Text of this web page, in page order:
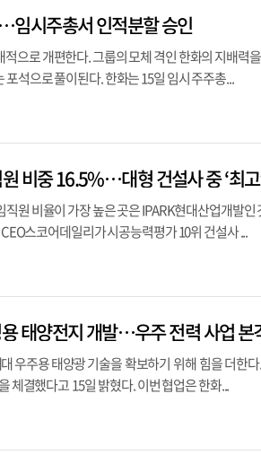
시주총서 인적분할 승인
으로 개편한다. 그룹의 모체 격인 한화의 지배력
석으로 풀이된다. 한화는 15일 임시 주주총...
비중 16.5%…대형 건설사 중 ‘최고
원 비율이 가장 높은 곳은 IPARK현대산업개발인
스코어데일리가 시공능력평가 10위 건설사 ...
태양전지 개발…우주 전력 사업 본
우주용 태양광 기술을 확보하기 위해 힘을 더한
체결했다고 15일 밝혔다. 이번 협업은 한화...